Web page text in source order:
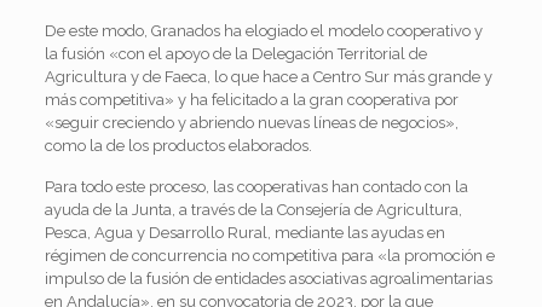
De este modo, Granados ha elogiado el modelo cooperativo y
la fusión «con el apoyo de la Delegación Territorial de
Agricultura y de Faeca, lo que hace a Centro Sur más grande y
más competitiva» y ha felicitado a la gran cooperativa por
«seguir creciendo y abriendo nuevas líneas de negocios»,
como la de los productos elaborados.
Para todo este proceso, las cooperativas han contado con la
ayuda de la Junta, a través de la Consejería de Agricultura,
Pesca, Agua y Desarrollo Rural, mediante las ayudas en
régimen de concurrencia no competitiva para «la promoción e
impulso de la fusión de entidades asociativas agroalimentarias
en Andalucía», en su convocatoria de 2023, por la que